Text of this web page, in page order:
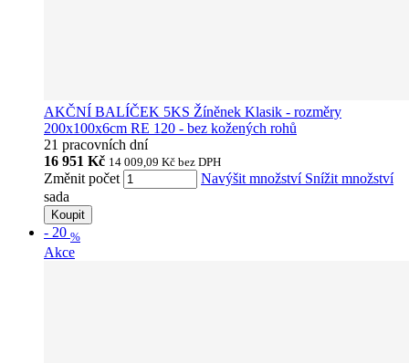
AKČNÍ BALÍČEK 5KS Žíněnek Klasik - rozměry
200x100x6cm RE 120 - bez kožených rohů
21 pracovních dní
16 951 Kč 14 009,09 Kč bez DPH
Změnit počet Navýšit množství Snížit množství
sada
Koupit
- 20 %
Akce